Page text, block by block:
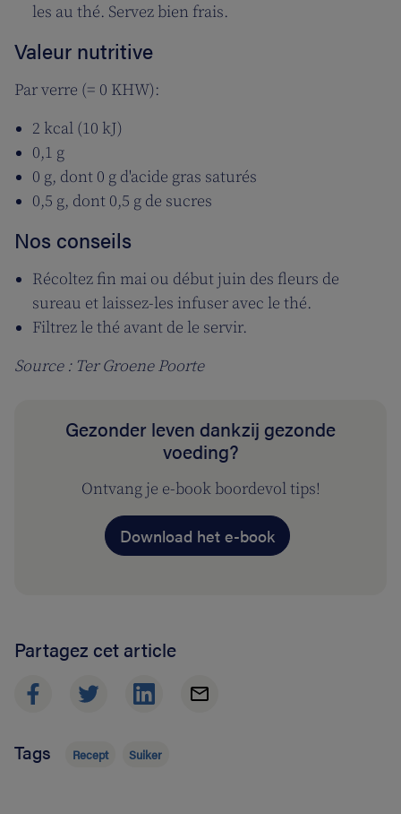
les au thé. Servez bien frais.
Valeur nutritive
Par verre (= 0 KHW):
2 kcal (10 kJ)
0,1 g
0 g, dont 0 g d'acide gras saturés
0,5 g, dont 0,5 g de sucres
Nos conseils
Récoltez fin mai ou début juin des fleurs de
sureau et laissez-les infuser avec le thé.
Filtrez le thé avant de le servir.
Source : Ter Groene Poorte
Gezonder leven dankzij gezonde
voeding?
Ontvang je e-book boordevol tips!
Download het e-book
Partagez cet article
Tags Recept Suiker